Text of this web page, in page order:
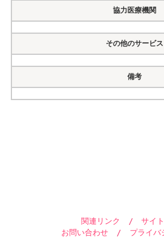
協力医療機関
その他のサービス
備考
関連リンク /
サイ
お問い合わせ
/ プライバ